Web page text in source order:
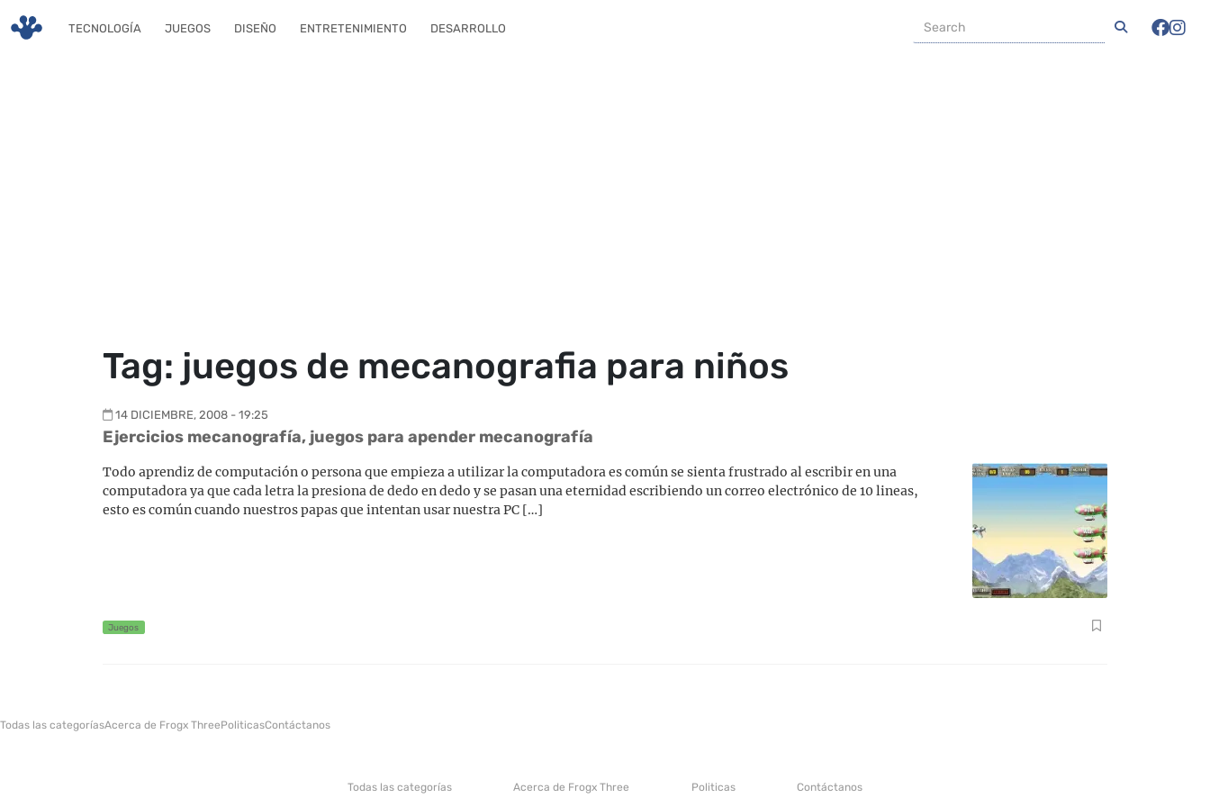
TECNOLOGÍA JUEGOS DISEÑO ENTRETENIMIENTO DESARROLLO
Tag: juegos de mecanografia para niños
14 DICIEMBRE, 2008 - 19:25
Ejercicios mecanografía, juegos para apender mecanografía
Todo aprendiz de computación o persona que empieza a utilizar la computadora es común se sienta frustrado al escribir en una
computadora ya que cada letra la presiona de dedo en dedo y se pasan una eternidad escribiendo un correo electrónico de 10 lineas,
esto es común cuando nuestros papas que intentan usar nuestra PC […]
Juegos
Todas las categoríasAcerca de Frogx ThreePoliticasContáctanos
Todas las categorías Acerca de Frogx Three Politicas Contáctanos